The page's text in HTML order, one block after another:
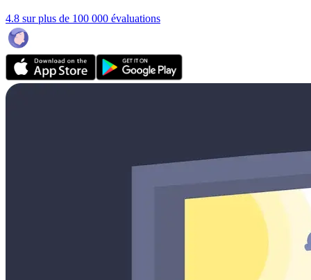
4.8 sur plus de 100 000 évaluations